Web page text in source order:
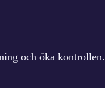
och öka kontrollen.